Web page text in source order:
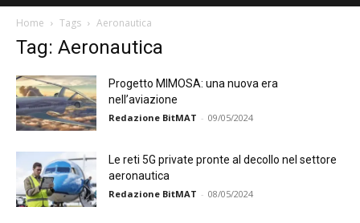
Home Tags Aeronautica
Tag: Aeronautica
Progetto MIMOSA: una nuova era
nell’aviazione
Redazione BitMAT - 09/05/2024
Le reti 5G private pronte al decollo nel settore
aeronautica
Redazione BitMAT - 08/05/2024